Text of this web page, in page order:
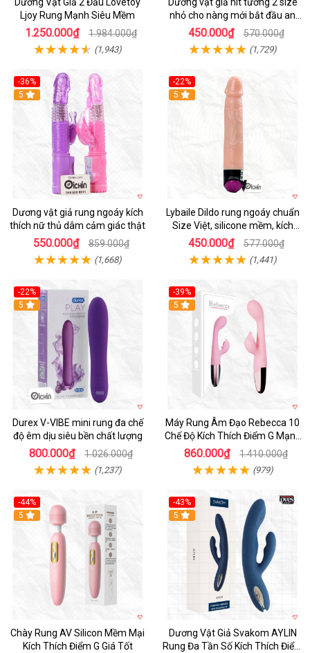
Dương Vật Giả 2 Đầu Lovetoy
Ljoy Rung Mạnh Siêu Mềm
1.250.000₫ 1.984.000₫
(1,943)
Dương vật giả hít tường 2 size
nhỏ cho nàng mới bắt đầu an
toàn dễ dùng
450.000₫ 570.000₫
(1,729)
-36%
Hot
5
Dương vật giả rung ngoáy kích
thích nữ thủ dâm cảm giác thật
550.000₫ 859.000₫
(1,668)
-22%
Hot
5
Lybaile Dildo rung ngoáy chuẩn
Size Việt, silicone mềm, kích
thích mạnh
450.000₫ 577.000₫
(1,441)
-22%
Hot
5
Durex V-VIBE mini rung đa chế
độ êm dịu siêu bền chất lượng
800.000₫ 1.026.000₫
(1,237)
-39%
Hot
5
Máy Rung Âm Đạo Rebecca 10
Chế Độ Kích Thích Điểm G Mạnh
Mẽ
860.000₫ 1.410.000₫
(979)
-44%
Hot
5
Chày Rung AV Silicon Mềm Mại
Kích Thích Điểm G Giá Tốt
-43%
Hot
5
Dương Vật Giả Svakom AYLIN
Rung Đa Tần Số Kích Thích Điểm